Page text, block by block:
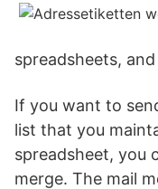
spreadsheets,
If you want to
list that you
spreadsheet, you
merge. The mail